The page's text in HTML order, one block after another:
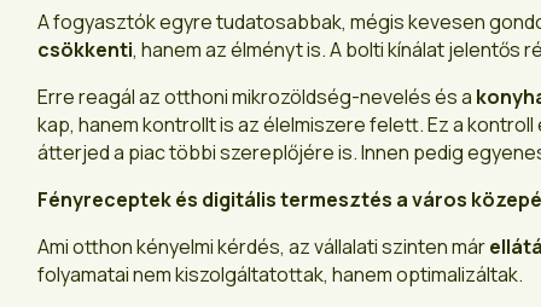
A fogyasztók egyre tudatosabbak, mégis kevesen
csökkenti, hanem az élményt is. A bolti kínálat jelentős
Erre reagál az otthoni mikrozöldség-nevelés és a
kap, hanem kontrollt is az élelmiszere felett. Ez a
átterjed a piac többi szereplőjére is. Innen pedig
Fényreceptek és digitális termesztés a város
Ami otthon kényelmi kérdés, az vállalati szinten már
folyamatai nem kiszolgáltatottak, hanem optimalizáltak.